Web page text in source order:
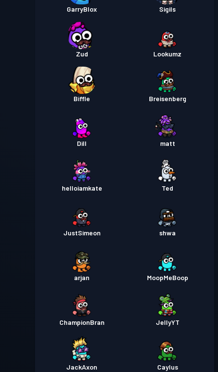
GarryBlox Sigils
Zud Lookumz
Biffle Breisenberg
Dill matt
helloiamkate Ted
JustSimeon shwa
arjan MoopMeBoop
ChampionBran JellyYT
JackAxon Caylus